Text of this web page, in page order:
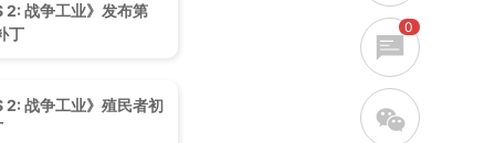
2: 战争工业》发布第
丁
2: 战争工业》殖民者初
0
w